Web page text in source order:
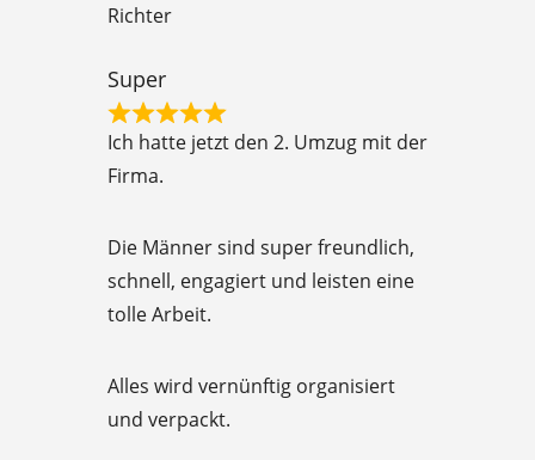
t
o
f
Richter
Super
R
d
5
o
t
o
Ich hatte jetzt den 2. Umzug mit der
Firma.
Die Männer sind super freundlich,
schnell, engagiert und leisten eine
tolle Arbeit.
Alles wird vernünftig organisiert
und verpackt.